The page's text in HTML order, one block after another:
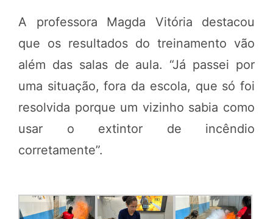
A professora Magda Vitória destacou
que os resultados do treinamento vão
além das salas de aula. “Já passei por
uma situação, fora da escola, que só foi
resolvida porque um vizinho sabia como
usar o extintor de incêndio
corretamente”.